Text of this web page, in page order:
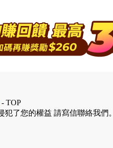
- TOP
了您的權益 請寫信聯絡我們。